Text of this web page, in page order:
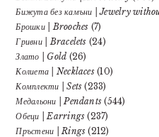
Бижута без камъни | Jewelry
Брошки | Brooches (7)
Гривни | Bracelets (24)
Злато | Gold (26)
Колиета | Necklaces(10)
Комплекти | Sets (233)
Медальони | Pendants (544)
Обеци | Earrings (237)
Пръстени | Rings (212)